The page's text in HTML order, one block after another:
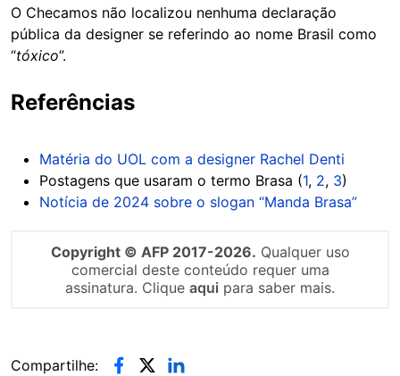
O Checamos não localizou nenhuma declaração
pública da designer se referindo ao nome Brasil como
“tóxico”.
Referências
Matéria do UOL com a designer Rachel Denti
Postagens que usaram o termo Brasa (1, 2, 3)
Notícia de 2024 sobre o slogan “Manda Brasa”
Copyright © AFP 2017-2026. Qualquer uso
comercial deste conteúdo requer uma
assinatura. Clique aqui para saber mais.
Compartilhe: